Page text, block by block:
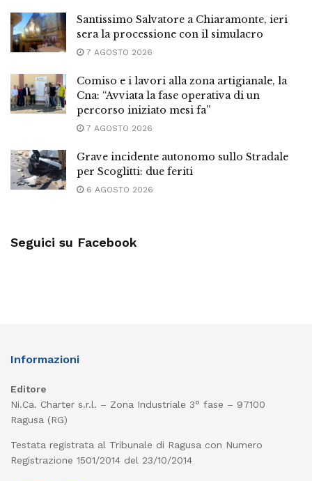
Santissimo Salvatore a Chiaramonte, ieri
sera la processione con il simulacro
7 AGOSTO 2026
Comiso e i lavori alla zona artigianale, la
Cna: “Avviata la fase operativa di un
percorso iniziato mesi fa”
7 AGOSTO 2026
Grave incidente autonomo sullo Stradale
per Scoglitti: due feriti
6 AGOSTO 2026
Seguici su Facebook
Informazioni
Editore
Ni.Ca. Charter s.r.l. – Zona Industriale 3° fase – 97100
Ragusa (RG)
Testata registrata al Tribunale di Ragusa con Numero
Registrazione 1501/2014 del 23/10/2014